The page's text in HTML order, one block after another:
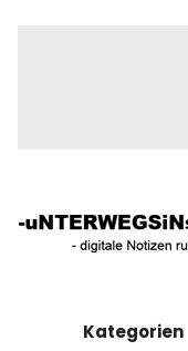
Kategorien